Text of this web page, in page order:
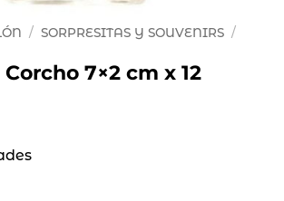
/ SORPRESITAS Y SOUVENIRS /
7×2 cm x 12